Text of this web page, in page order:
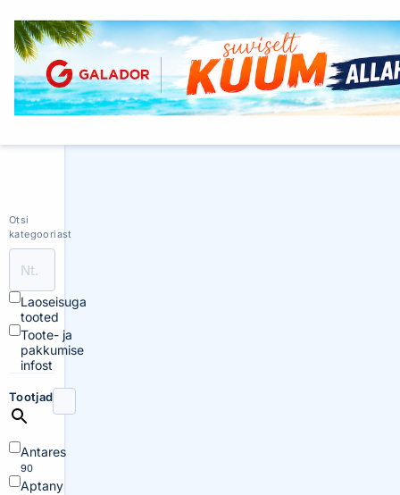
Otsi
kategooriast
Laoseisuga
tooted
Toote- ja
pakkumise
infost
Tootjad
Antares
90
Aptany